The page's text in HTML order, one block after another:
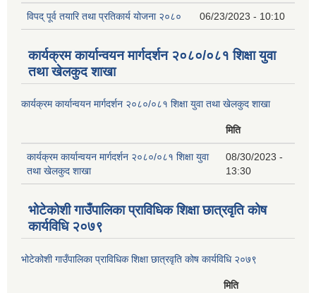
विपद् पूर्व तयारि तथा प्रतिकार्य योजना २०८० 06/23/2023 - 10:10
कार्यक्रम कार्यान्वयन मार्गदर्शन २०८०/०८१ शिक्षा युवा
तथा खेलकुद शाखा
कार्यक्रम कार्यान्वयन मार्गदर्शन २०८०/०८१ शिक्षा युवा तथा खेलकुद शाखा
मिति
कार्यक्रम कार्यान्वयन मार्गदर्शन २०८०/०८१ शिक्षा युवा
तथा खेलकुद शाखा
08/30/2023 -
13:30
भोटेकोशी गाउँपालिका प्राविधिक शिक्षा छात्रवृति कोष
कार्यविधि २०७९
भोटेकोशी गाउँपालिका प्राविधिक शिक्षा छात्रवृति कोष कार्यविधि २०७९
मिति